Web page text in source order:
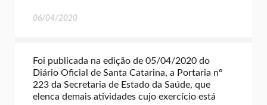
06/04/2020
Foi publicada na edição de 05/04/2020 do
Diário Oficial de Santa Catarina, a Portaria nº
223 da Secretaria de Estado da Saúde, que
elenca demais atividades cujo exercício está